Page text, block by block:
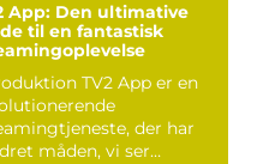
App: Den ultimative
til en fantastisk
TV2 App er en
der har
måden, vi ser